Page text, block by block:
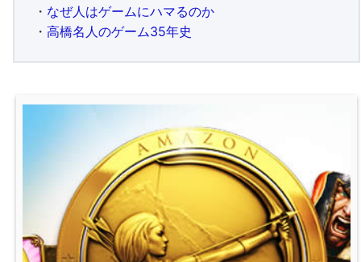
・ なぜ人はゲームにハマるのか
・ 高橋名人のゲーム35年史